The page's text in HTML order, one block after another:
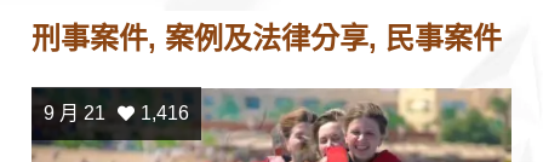
刑事案件, 案例及法律分享, 民事案件
9 月 21 1,416